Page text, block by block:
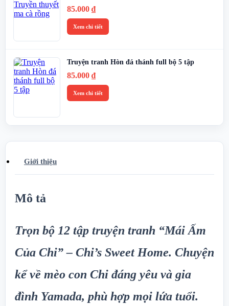
85.000 ₫
Xem chi tiết
Truyện tranh Hòn đá thánh full bộ 5 tập
85.000 ₫
Xem chi tiết
Giới thiệu
Mô tả
Trọn bộ 12 tập truyện tranh “Mái Ấm
Của Chi” – Chi’s Sweet Home. Chuyện
kể về mèo con Chi đáng yêu và gia
đình Yamada, phù hợp mọi lứa tuổi.